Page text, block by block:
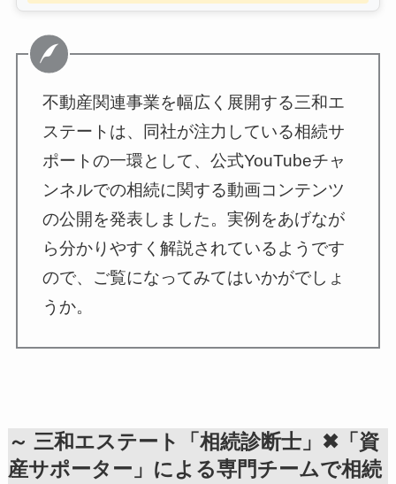
不動産関連事業を幅広く展開する三和エ
ステートは、同社が注力している相続サ
ポートの一環として、公式YouTubeチャ
ンネルでの相続に関する動画コンテンツ
の公開を発表しました。実例をあげなが
ら分かりやすく解説されているようです
ので、ご覧になってみてはいかがでしょ
うか。
～ 三和エステート「相続診断士」✖「資
産サポーター」による専門チームで相続